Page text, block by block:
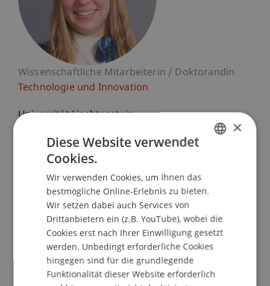
Wissenschaftliche Mitarbeiterin / Doktorandin
Technologie und Innovation
Universität Liechtenstein
9490 Vaduz
Liechtenstein
T. +423 265 12 93
marie.scheuffele@uni.li
Forschung Publikationen
×
Diese Website verwendet
Cookies.
Wir verwenden Cookies, um Ihnen das
bestmögliche Online-Erlebnis zu bieten.
Wir setzen dabei auch Services von
Drittanbietern ein (z.B. YouTube), wobei die
Cookies erst nach Ihrer Einwilligung gesetzt
werden. Unbedingt erforderliche Cookies
hingegen sind für die grundlegende
Funktionalität dieser Website erforderlich